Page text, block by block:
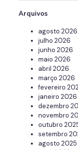
Arquivos
agosto 2026
julho 2026
junho 2026
maio 2026
abril 2026
março 2026
fevereiro
janeiro 2026
dezembro
novembro
outubro
setembro
agosto 2025